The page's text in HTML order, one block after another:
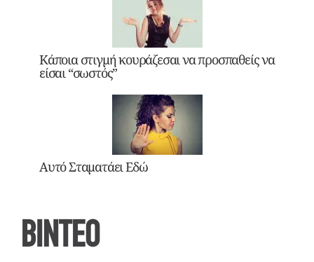
Κάποια στιγμή κουράζεσαι να προσπαθείς να
είσαι “σωστός”
Αυτό Σταματάει Εδώ
ΒΙΝΤΕΟ